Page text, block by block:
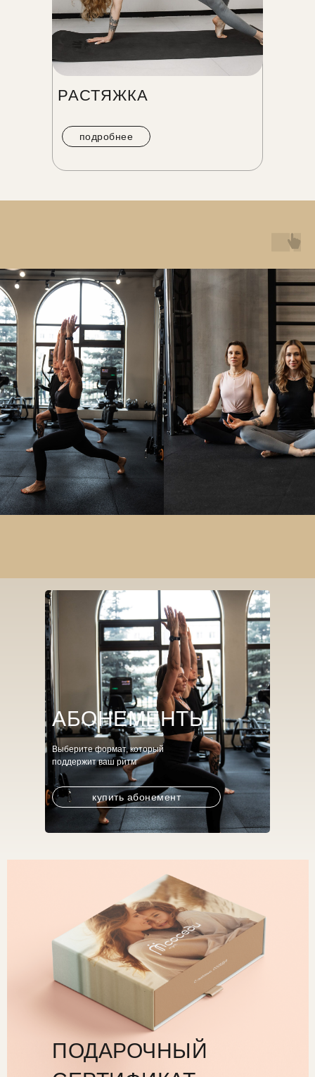
подробнее
РАСТЯЖКА
АБОНЕМЕНТЫ
Выберите формат, который
поддержит ваш ритм
купить абонемент
ПОДАРОЧНЫЙ